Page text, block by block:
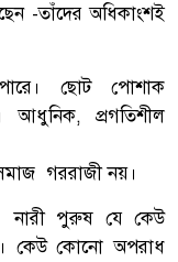
-তাঁদের অধিকাংশই
ছোট পোশাক
আধুনিক, প্রগতিশীল
গররাজী নয়।
নারী পুরুষ যে কেউ
কেউ কোনো অপরাধ